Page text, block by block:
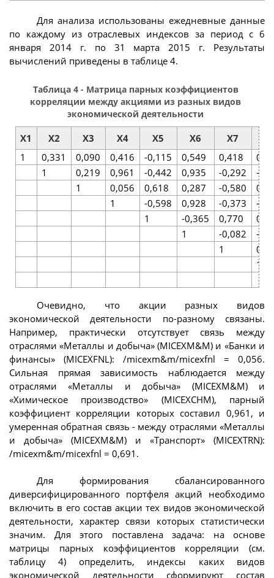
Для анализа использованы ежедневные данные
по каждому из отраслевых индексов за период с 6
января 2014 г. по 31 марта 2015 г. Результаты
вычислений приведены в таблице 4.
Таблица 4 - Матрица парных коэффициентов
корреляции между акциями из разных видов
экономической деятельности
X1 X2 X3 X4 X5 X6 X7
1
0,331 0,090 0,416 -0,115 0,549 0,418
1
0,219 0,961 -0,442 0,935 -0,292
-
1
0,056 0,618 0,287 -0,580
1
-0,598 0,928 -0,373
-
1
-0,365 0,770
1
-0,082
-
1
1
Очевидно, что акции разных видов
экономической деятельности по-разному связаны.
Например, практически отсутствует связь между
отраслями «Металлы и добыча» (MICEXM&M) и «Банки и
финансы» (MICEXFNL): /micexm&m/micexfnl = 0,056.
Сильная прямая зависимость наблюдается между
отраслями «Металлы и добыча» (MICEXM&M) и
«Химическое производство» (MICEXCHM), парный
коэффициент корреляции которых составил 0,961, и
умеренная обратная связь - между отраслями «Металлы
и добыча» (MICEXM&M) и «Транспорт» (MICEXTRN):
/micexm&m/micexfnl = 0,691.
Для формирования сбалансированного
диверсифицированного портфеля акций необходимо
включить в его состав акции тех видов экономической
деятельности, характер связи которых статистически
значим. Для этого поставлена задача: на основе
матрицы парных коэффициентов корреляции (см.
таблицу 4) определить, индексы каких видов
экономической деятельности сформируют состав